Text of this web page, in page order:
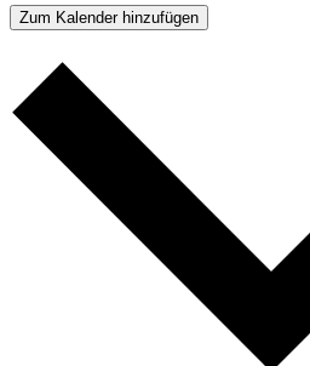
Zum Kalender hinzufügen